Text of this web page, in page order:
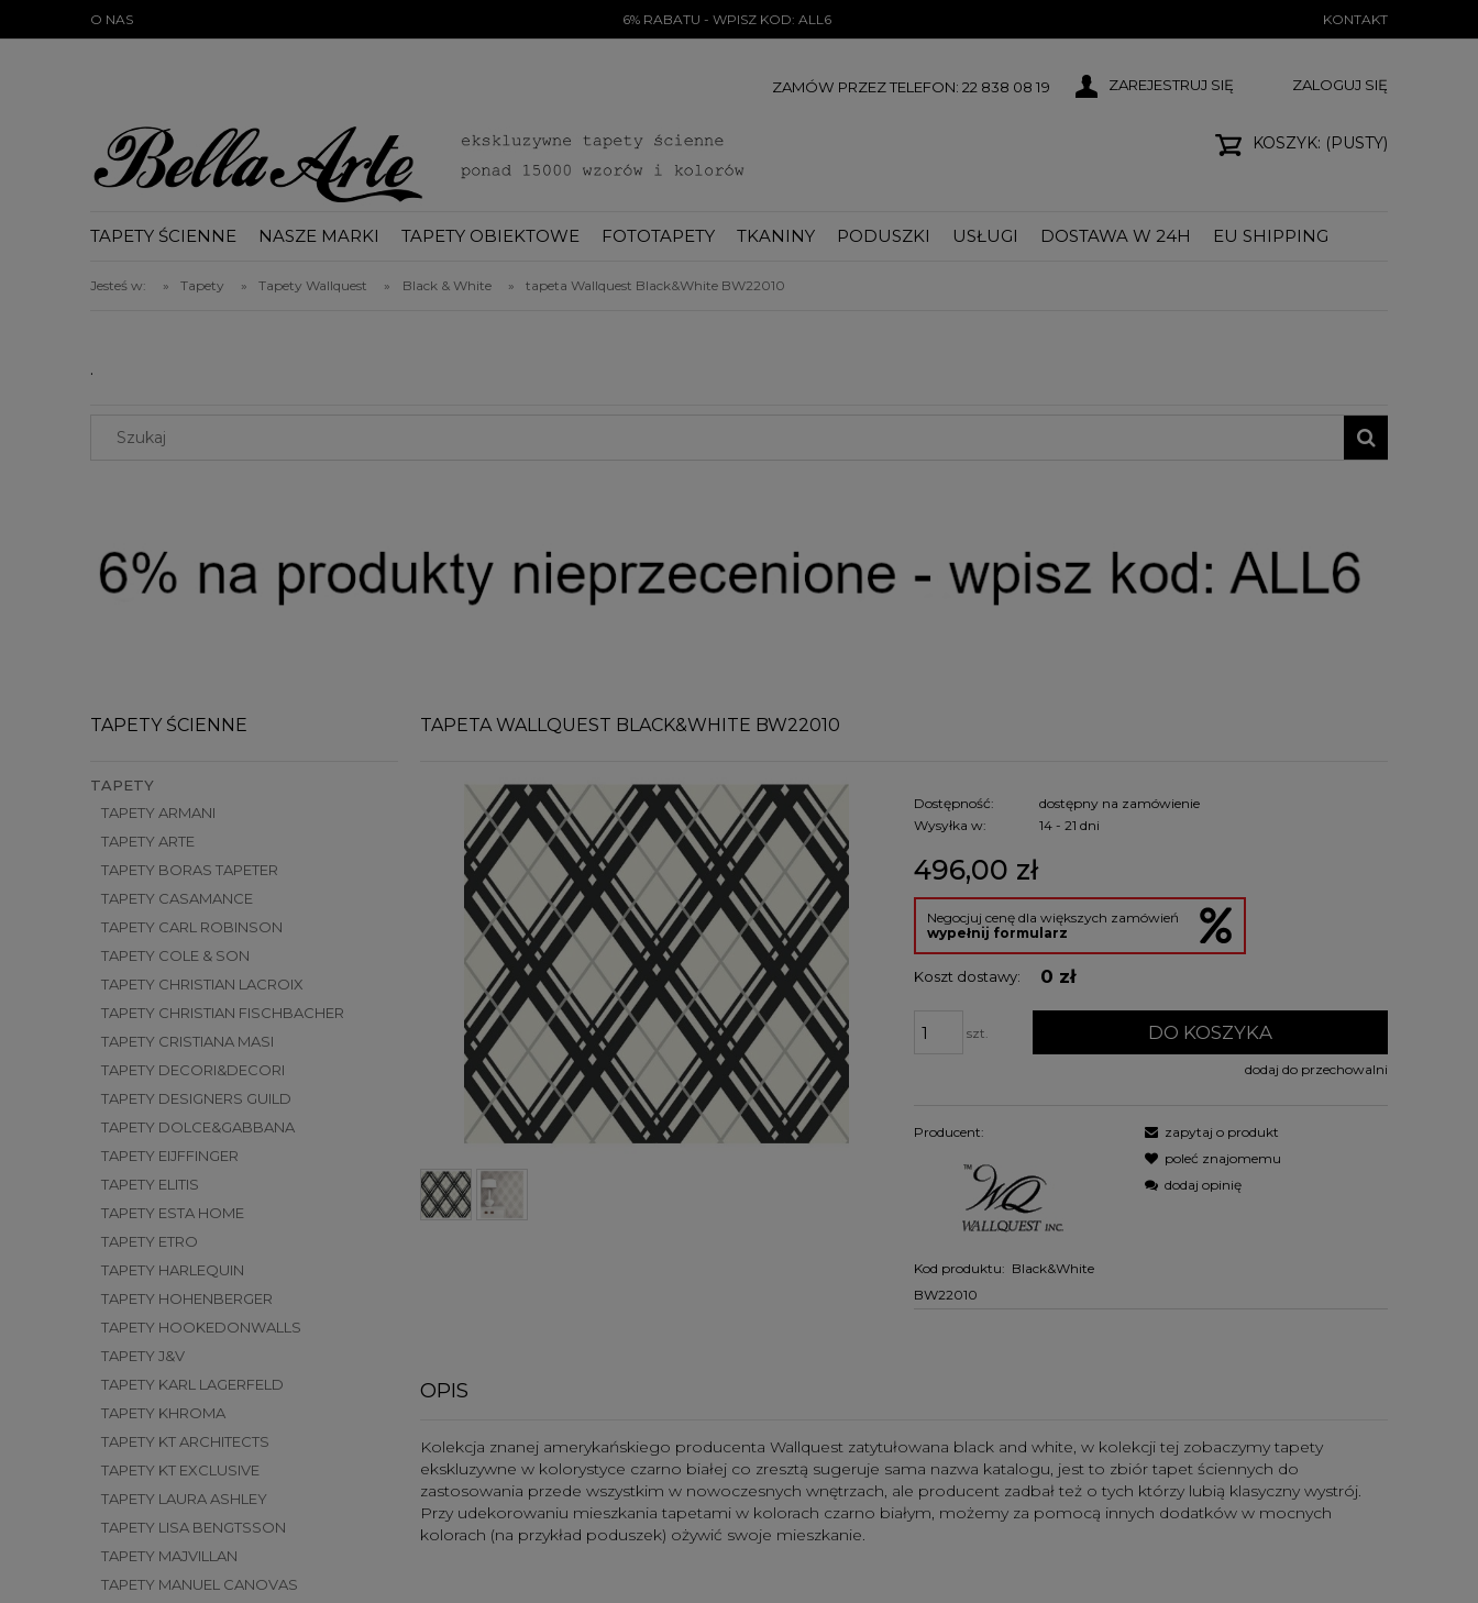
O NAS 6% RABATU - WPISZ KOD: ALL6 KONTAKT
ZAMÓW PRZEZ TELEFON: 22 838 08 19 ZAREJESTRUJ SIĘ ZALOGUJ SIĘ
KOSZYK: (PUSTY)
TAPETY ŚCIENNE NASZE MARKI TAPETY OBIEKTOWE FOTOTAPETY TKANINY PODUSZKI USŁUGI DOSTAWA W 24H EU SHIPPING
BLOG
Jesteś w: » Tapety » Tapety Wallquest » Black & White » tapeta Wallquest Black&White BW22010
.
TAPETY ŚCIENNE
TAPETY
TAPETY ARMANI
TAPETY ARTE
TAPETY BORAS TAPETER
TAPETY CASAMANCE
TAPETY CARL ROBINSON
TAPETY COLE & SON
TAPETY CHRISTIAN LACROIX
TAPETY CHRISTIAN FISCHBACHER
TAPETY CRISTIANA MASI
TAPETY DECORI&DECORI
TAPETY DESIGNERS GUILD
TAPETY DOLCE&GABBANA
TAPETY EIJFFINGER
TAPETY ELITIS
TAPETY ESTA HOME
TAPETY ETRO
TAPETY HARLEQUIN
TAPETY HOHENBERGER
TAPETY HOOKEDONWALLS
TAPETY J&V
TAPETY KARL LAGERFELD
TAPETY KHROMA
TAPETY KT ARCHITECTS
TAPETY KT EXCLUSIVE
TAPETY LAURA ASHLEY
TAPETY LISA BENGTSSON
TAPETY MAJVILLAN
TAPETY MANUEL CANOVAS
TAPETA WALLQUEST BLACK&WHITE BW22010
Dostępność:
dostępny na zamówienie
Wysyłka w:
14 - 21 dni
496,00 zł
Negocjuj cenę dla większych zamówień
wypełnij formularz
Koszt dostawy: 0 zł
szt. DO KOSZYKA
dodaj do przechowalni
Producent:
Kod produktu: Black&White
BW22010
zapytaj o produkt
poleć znajomemu
dodaj opinię
OPIS
Kolekcja znanej amerykańskiego producenta Wallquest zatytułowana black and white, w kolekcji tej zobaczymy tapety
ekskluzywne w kolorystyce czarno białej co zresztą sugeruje sama nazwa katalogu, jest to zbiór tapet ściennych do
zastosowania przede wszystkim w nowoczesnych wnętrzach, ale producent zadbał też o tych którzy lubią klasyczny wystrój.
Przy udekorowaniu mieszkania tapetami w kolorach czarno białym, możemy za pomocą innych dodatków w mocnych
kolorach (na przykład poduszek) ożywić swoje mieszkanie.